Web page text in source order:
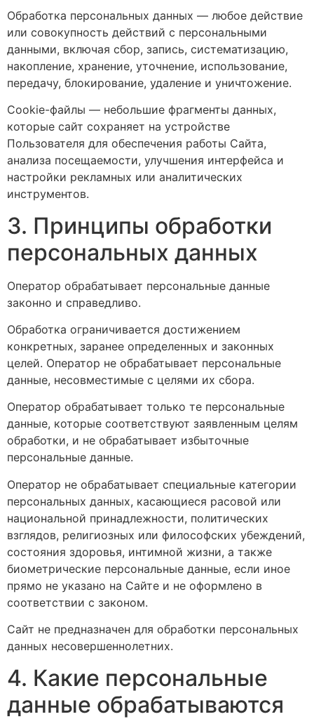
Обработка персональных данных — любое действие
или совокупность действий с персональными
данными, включая сбор, запись, систематизацию,
накопление, хранение, уточнение, использование,
передачу, блокирование, удаление и уничтожение.
Cookie-файлы — небольшие фрагменты данных,
которые сайт сохраняет на устройстве
Пользователя для обеспечения работы Сайта,
анализа посещаемости, улучшения интерфейса и
настройки рекламных или аналитических
инструментов.
3. Принципы обработки
персональных данных
Оператор обрабатывает персональные данные
законно и справедливо.
Обработка ограничивается достижением
конкретных, заранее определенных и законных
целей. Оператор не обрабатывает персональные
данные, несовместимые с целями их сбора.
Оператор обрабатывает только те персональные
данные, которые соответствуют заявленным целям
обработки, и не обрабатывает избыточные
персональные данные.
Оператор не обрабатывает специальные категории
персональных данных, касающиеся расовой или
национальной принадлежности, политических
взглядов, религиозных или философских убеждений,
состояния здоровья, интимной жизни, а также
биометрические персональные данные, если иное
прямо не указано на Сайте и не оформлено в
соответствии с законом.
Сайт не предназначен для обработки персональных
данных несовершеннолетних.
4. Какие персональные
данные обрабатываются